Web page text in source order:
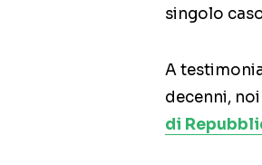
singolo
A
decenni,
di